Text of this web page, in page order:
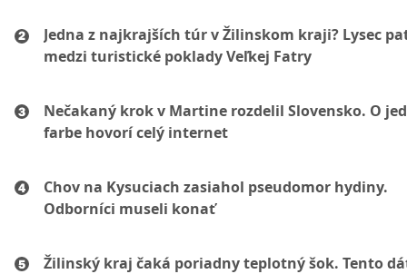
Jedna z najkrajších túr v Žilinskom kraji? Lysec
medzi turistické poklady Veľkej Fatry
Nečakaný krok v Martine rozdelil Slovensko. O
farbe hovorí celý internet
Chov na Kysuciach zasiahol pseudomor hydiny.
Odborníci museli konať
Žilinský kraj čaká poriadny teplotný šok. Tento